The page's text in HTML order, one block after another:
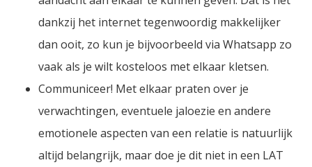
dankzij het internet tegenwoordig makkelijker
dan ooit, zo kun je bijvoorbeeld via Whatsapp zo
vaak als je wilt kosteloos met elkaar kletsen.
Communiceer! Met elkaar praten over je
verwachtingen, eventuele jaloezie en andere
emotionele aspecten van een relatie is natuurlijk
altijd belangrijk, maar doe je dit niet in een LAT